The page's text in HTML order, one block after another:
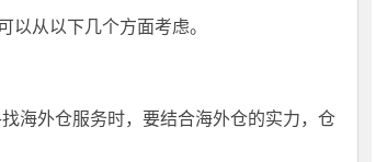
以从以下几个方面考虑。
海外仓服务时，要结合海外仓的实力，仓